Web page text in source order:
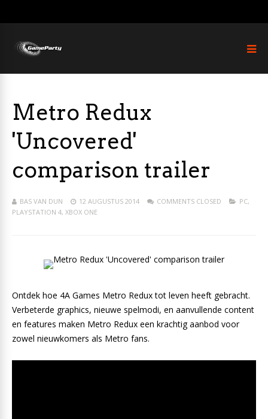
Metro Redux
'Uncovered'
comparison trailer
BAS VAN DUN 12 AUGUSTUS 2014 COMMENTS CLOSED PC,
PLAYSTATION 4, XBOX ONE
Ontdek hoe 4A Games Metro Redux tot leven heeft gebracht.
Verbeterde graphics, nieuwe spelmodi, en aanvullende content
en features maken Metro Redux een krachtig aanbod voor
zowel nieuwkomers als Metro fans.